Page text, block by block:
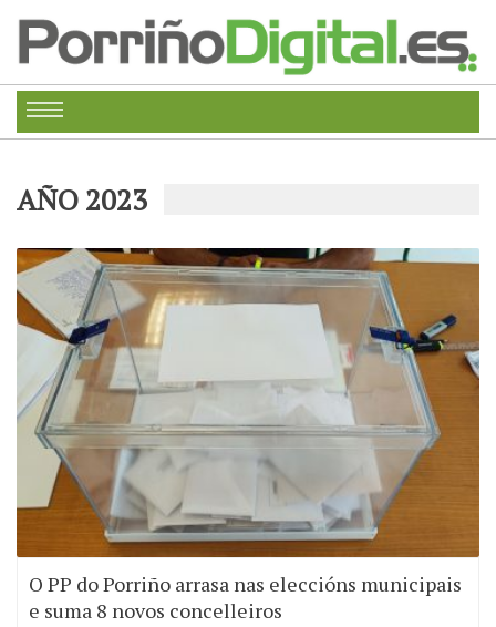
AÑO 2023
O PP do Porriño arrasa nas eleccións municipais
e suma 8 novos concelleiros